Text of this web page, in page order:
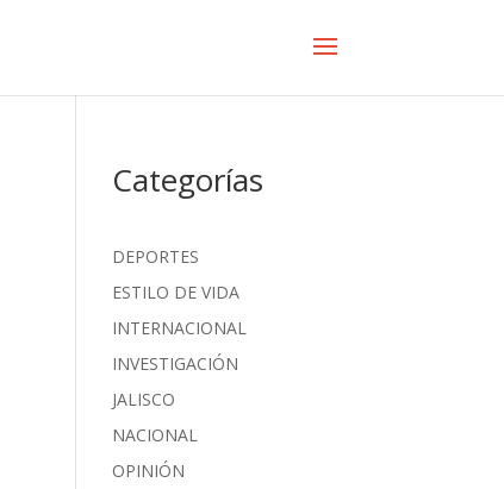
Categorías
DEPORTES
ESTILO DE VIDA
INTERNACIONAL
INVESTIGACIÓN
JALISCO
NACIONAL
OPINIÓN